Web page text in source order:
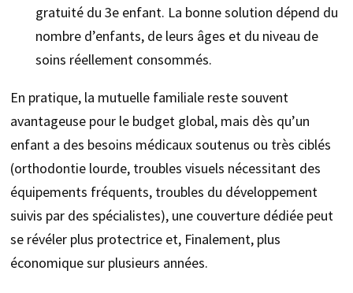
gratuité du 3e enfant. La bonne solution dépend du
nombre d’enfants, de leurs âges et du niveau de
soins réellement consommés.
En pratique, la mutuelle familiale reste souvent
avantageuse pour le budget global, mais dès qu’un
enfant a des besoins médicaux soutenus ou très ciblés
(orthodontie lourde, troubles visuels nécessitant des
équipements fréquents, troubles du développement
suivis par des spécialistes), une couverture dédiée peut
se révéler plus protectrice et, Finalement, plus
économique sur plusieurs années.